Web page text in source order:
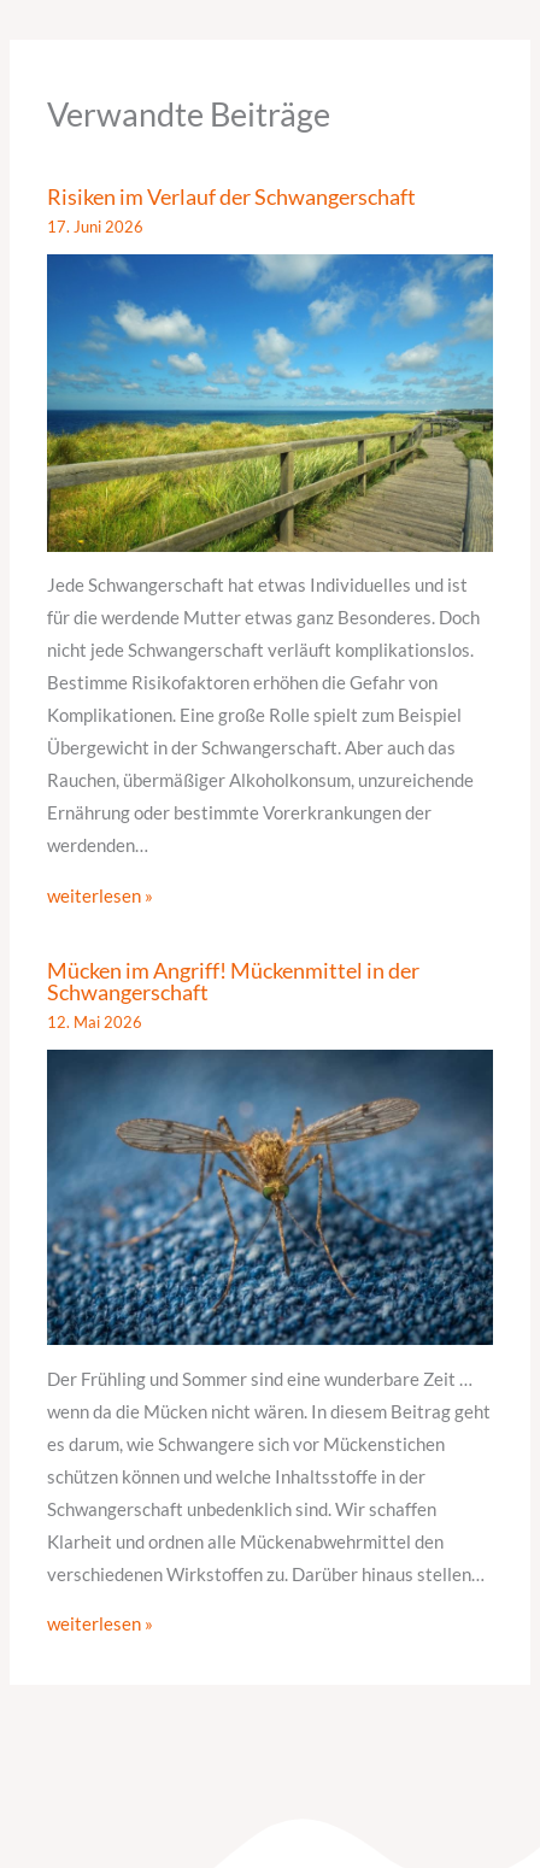
Verwandte Beiträge
Risiken im Verlauf der Schwangerschaft
17. Juni 2026
Jede Schwangerschaft hat etwas Individuelles und ist
für die werdende Mutter etwas ganz Besonderes. Doch
nicht jede Schwangerschaft verläuft komplikationslos.
Bestimme Risikofaktoren erhöhen die Gefahr von
Komplikationen. Eine große Rolle spielt zum Beispiel
Übergewicht in der Schwangerschaft. Aber auch das
Rauchen, übermäßiger Alkoholkonsum, unzureichende
Ernährung oder bestimmte Vorerkrankungen der
werdenden…
weiterlesen »
Mücken im Angriff! Mückenmittel in der
Schwangerschaft
12. Mai 2026
Der Frühling und Sommer sind eine wunderbare Zeit …
wenn da die Mücken nicht wären. In diesem Beitrag geht
es darum, wie Schwangere sich vor Mückenstichen
schützen können und welche Inhaltsstoffe in der
Schwangerschaft unbedenklich sind. Wir schaffen
Klarheit und ordnen alle Mückenabwehrmittel den
verschiedenen Wirkstoffen zu. Darüber hinaus stellen…
weiterlesen »